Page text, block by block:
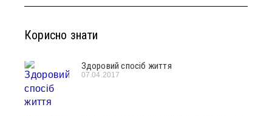
Корисно знати
Здоровий спосіб життя
07.04.2017